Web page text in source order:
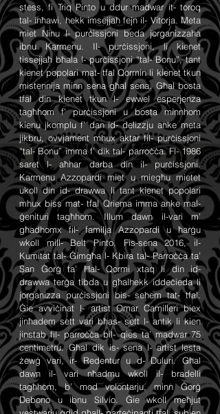
stess, fi Triq Pinto u ddur madwar it- toroq
tal- inħawi, hekk imsejjaħ fejn il- Vitorja. Meta
miet Ninu l- purċissjoni beda jorganizzaha
ibnu Karmenu. Il- purċissjoni, li kienet
tissejjaħ bħala l- purċissjoni “tal- Bonu”, tant
kienet popolari mat- tfal Qormin li kienet tkun
mistennija minn sena għal sena. Għal bosta
tfal din kienet tkun l- ewwel esperjenza
tagħhom f’ purċissjoni u bosta minnhom
kienu jkomplu f’ dan id- delizzju anke meta
jikbru, ovvjament mhux aktar fil- purċissjoni
“tal- Bonu” imma f’ dik tal- parroċċa. Fl- 1986
saret l- aħhar darba din il- purċissjoni.
Karmenu Azzopardi miet u miegħu mietet
ukoll din id- drawwa li tant kienet popolari
mhux biss mat- tfal Qriema imma anke mal-
ġenituri tagħhom. Illum dawn il-vari m'
għadhomx fil- familja Azzopardi u ħarġu
wkoll mill- Belt Pinto. Fis-sena 2016, il-
Kumitat tal- Ġimgħa l- Kbira tal- Parroċċa ta’
San Ġorġ ta’ Ħal- Qormi xtaq li din id-
drawwa terġa tibda u għalhekk iddeċieda li
jorganizza purċissjoni bis- sehem tat- tfal.
Ġie avviċinat l- artist Omar Camilleri biex
jinħadem sett vari bħas- sett l- antik li kien
jinstab fil- parroċċa bil- qies ta’ madwar 75
centimetru. Għal dik is- sena l- artist lesta
żewġ vari, ir- Redentur u d- Duluri. Għal
dawn il- vari nħadmu wkoll il- bradelli
tagħhom, b’ mod volontarju, minn Ġorġ
Debono u ibnu Silvio. Ġie wkoll meħjut